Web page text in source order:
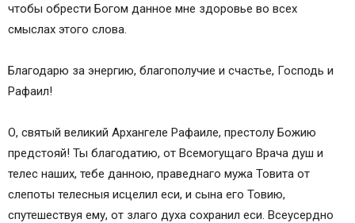
чтобы обрести Богом данное мне здоровье во всех
смыслах этого слова.
Благодарю за энергию, благополучие и счастье, Господь и
Рафаил!
О, святый великий Архангеле Рафаиле, престолу Божию
предстояй! Ты благодатию, от Всемогущаго Врача душ и
телес наших, тебе данною, праведнаго мужа Товита от
слепоты телесныя исцелил еси, и сына его Товию,
спутешествуя ему, от злаго духа сохранил еси. Всеусердно